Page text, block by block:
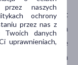
fruktozy jest
wspomagania
może
do formowania
naszych
ochrony
przez nas z
Twoich danych
uprawnieniach,